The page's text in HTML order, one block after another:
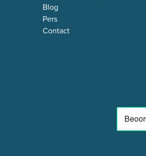
Blog
Pers
Contact